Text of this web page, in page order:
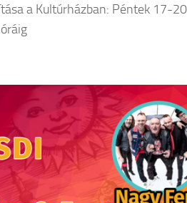
a Kultúrházban: Péntek 17-